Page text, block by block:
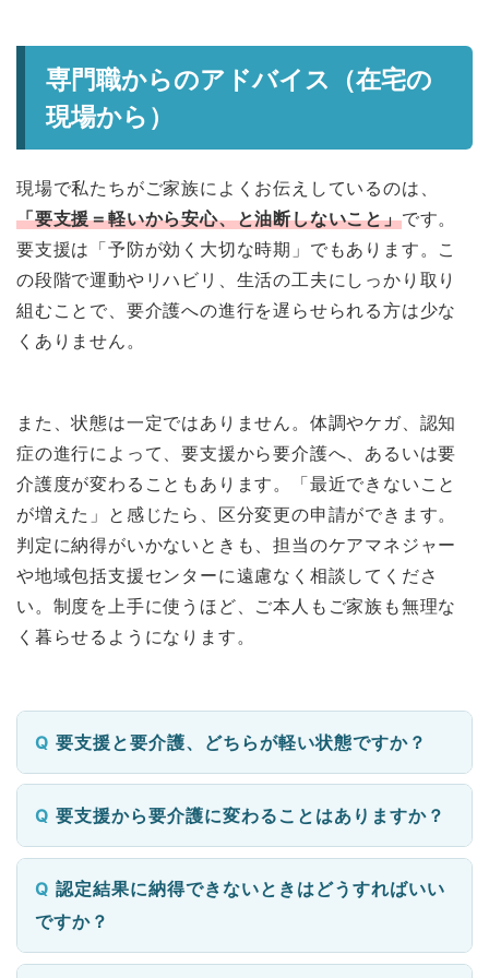
専門職からのアドバイス（在宅の
現場から）
現場で私たちがご家族によくお伝えしているのは、
「要支援＝軽いから安心、と油断しないこと」です。
要支援は「予防が効く大切な時期」でもあります。こ
の段階で運動やリハビリ、生活の工夫にしっかり取り
組むことで、要介護への進行を遅らせられる方は少な
くありません。
また、状態は一定ではありません。体調やケガ、認知
症の進行によって、要支援から要介護へ、あるいは要
介護度が変わることもあります。「最近できないこと
が増えた」と感じたら、区分変更の申請ができます。
判定に納得がいかないときも、担当のケアマネジャー
や地域包括支援センターに遠慮なく相談してくださ
い。制度を上手に使うほど、ご本人もご家族も無理な
く暮らせるようになります。
要支援と要介護、どちらが軽い状態ですか？
要支援から要介護に変わることはありますか？
認定結果に納得できないときはどうすればいい
ですか？